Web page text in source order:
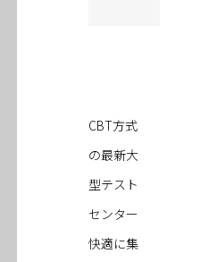
CBT方式
の最新大
型テスト
センター
快適に集